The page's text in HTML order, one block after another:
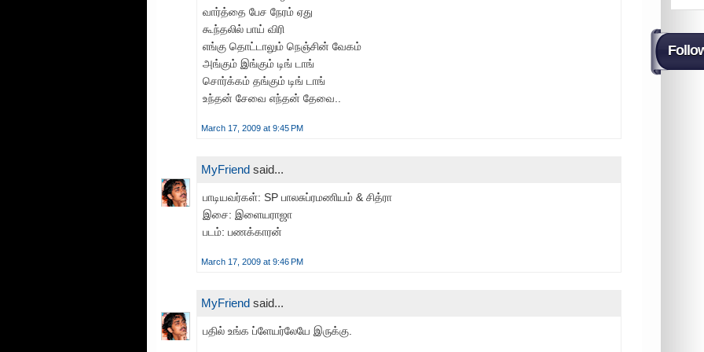
வார்த்தை பேச நேரம் ஏது
கூந்தலில் பாய் விரி
எங்கு தொட்டாலும் நெஞ்சின் வேகம்
அங்கும் இங்கும் டிங் டாங்
சொர்க்கம் தங்கும் டிங் டாங்
உந்தன் சேவை எந்தன் தேவை..
March 17, 2009 at 9:45 PM
MyFriend said...
பாடியவர்கள்: SP பாலசுப்ரமணியம் & சித்ரா
இசை: இளையராஜா
படம்: பணக்காரன்
March 17, 2009 at 9:46 PM
MyFriend said...
பதில் உங்க ப்ளேயர்லேயே இருக்கு.